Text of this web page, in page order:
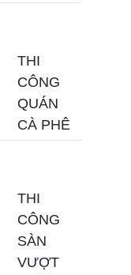
THI
CÔNG
QUÁN
CÀ PHÊ
THI
CÔNG
SÀN
VƯỢT